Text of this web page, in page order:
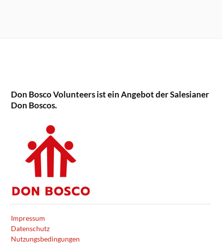
Don Bosco Volunteers ist ein Angebot der Salesianer
Don Boscos.
Impressum
Datenschutz
Nutzungsbedingungen